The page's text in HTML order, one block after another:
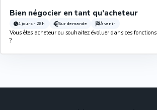
Bien négocier en tant qu’acheteur
4 jours - 28h Sur demande À venir
Vous êtes acheteur ou souhaitez évoluer dans ces fonctions
?